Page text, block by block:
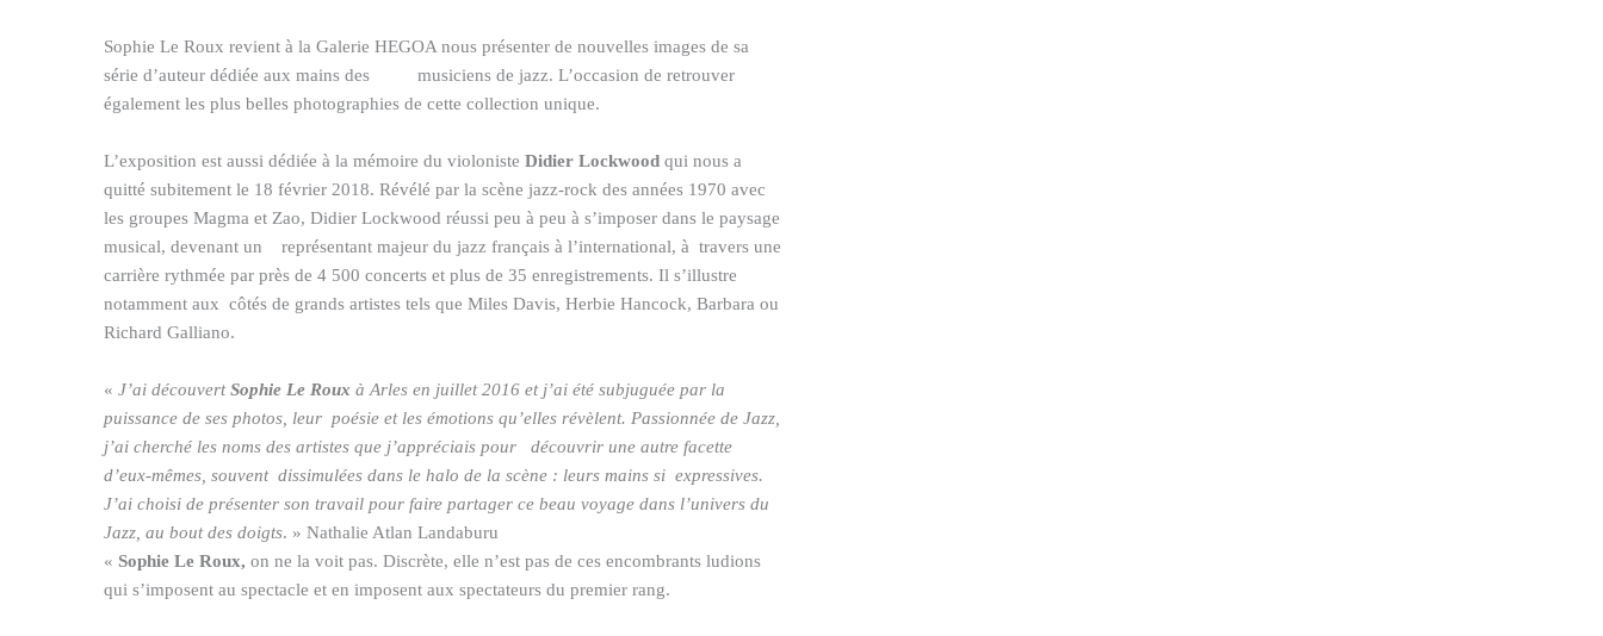
Sophie Le Roux revient à la Galerie HEGOA nous présenter de nouvelles images de sa
série d’auteur dédiée aux mains des musiciens de jazz. L’occasion de retrouver
également les plus belles photographies de cette collection unique.
L’exposition est aussi dédiée à la mémoire du violoniste Didier Lockwood qui nous a
quitté subitement le 18 février 2018. Révélé par la scène jazz-rock des années 1970 avec
les groupes Magma et Zao, Didier Lockwood réussi peu à peu à s’imposer dans le paysage
musical, devenant un représentant majeur du jazz français à l’international, à travers une
carrière rythmée par près de 4 500 concerts et plus de 35 enregistrements. Il s’illustre
notamment aux côtés de grands artistes tels que Miles Davis, Herbie Hancock, Barbara ou
Richard Galliano.
« J’ai découvertSophie Le Roux à Arles en juillet 2016 et j’ai été subjuguée par la
puissance de ses photos, leur poésie et les émotions qu’elles révèlent. Passionnée de Jazz,
j’ai cherché les noms des artistes que j’appréciais pour découvrir une autre facette
d’eux-mêmes, souvent dissimulées dans le halo de la scène : leurs mains si expressives.
J’ai choisi de présenter son travail pour faire partager ce beau voyage dans l’univers du
Jazz, au bout des doigts. » Nathalie Atlan Landaburu
« Sophie Le Roux, on ne la voit pas. Discrète, elle n’est pas de ces encombrants ludions
qui s’imposent au spectacle et en imposent aux spectateurs du premier rang.